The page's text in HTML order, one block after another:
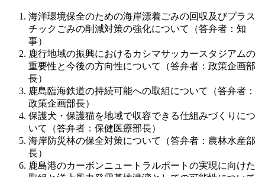
海洋環境保全のための海岸漂着ごみの回収及びプラス
チックごみの削減対策の強化について（答弁者：知
事）
鹿行地域の振興におけるカシマサッカースタジアムの
重要性と今後の方向性について（答弁者：政策企画部
長）
鹿島臨海鉄道の持続可能への取組について（答弁者：
政策企画部長）
保護犬・保護猫を地域で収容できる仕組みづくりにつ
いて（答弁者：保健医療部長）
海岸防災林の保全対策について（答弁者：農林水産部
長）
鹿島港のカーボンニュートラルポートの実現に向けた